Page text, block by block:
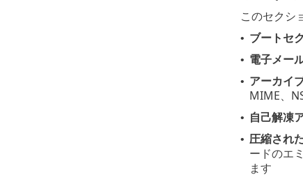
このセクシ
• ブートセ
• 電子メー
• アーカイ
MIME、
• 自己解凍
• 圧縮され
ードのエ
ます